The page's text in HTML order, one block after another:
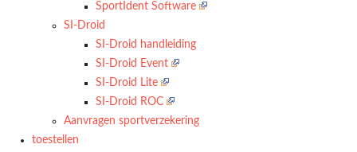
SportIdent Software
SI-Droid
SI-Droid handleiding
SI-Droid Event
SI-Droid Lite
SI-Droid ROC
Aanvragen sportverzekering
toestellen